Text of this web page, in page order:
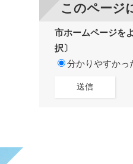
このページ
市ホームページを
択〕
分かりやすかっ